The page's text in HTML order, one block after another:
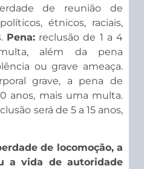
de reunião de
étnicos, raciais,
Pena:reclusão de 1 a 4
além da pena
ou grave ameaça.
grave, a pena de
anos, mais uma multa.
será de 5 a 15 anos,
de locomoção, a
a vida de autoridade